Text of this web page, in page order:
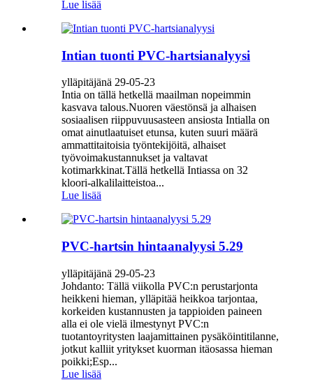
Lue lisää
Intian tuonti PVC-hartsianalyysi
ylläpitäjänä 29-05-23
Intia on tällä hetkellä maailman nopeimmin
kasvava talous.Nuoren väestönsä ja alhaisen
sosiaalisen riippuvuusasteen ansiosta Intialla on
omat ainutlaatuiset etunsa, kuten suuri määrä
ammattitaitoisia työntekijöitä, alhaiset
työvoimakustannukset ja valtavat
kotimarkkinat.Tällä hetkellä Intiassa on 32
kloori-alkalilaitteistoa...
Lue lisää
PVC-hartsin hintaanalyysi 5.29
ylläpitäjänä 29-05-23
Johdanto: Tällä viikolla PVC:n perustarjonta
heikkeni hieman, ylläpitää heikkoa tarjontaa,
korkeiden kustannusten ja tappioiden paineen
alla ei ole vielä ilmestynyt PVC:n
tuotantoyritysten laajamittainen pysäköintitilanne,
jotkut kalliit yritykset kuorman itäosassa hieman
poikki;Esp...
Lue lisää